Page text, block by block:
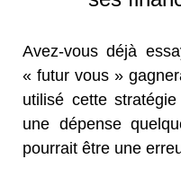
Avez-vous déjà
« futur vous »
utilisé cette
une dépense
pourrait être une